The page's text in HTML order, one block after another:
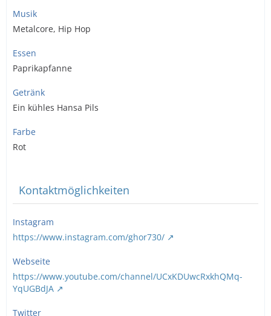
Musik
Metalcore, Hip Hop
Essen
Paprikapfanne
Getränk
Ein kühles Hansa Pils
Farbe
Rot
Kontaktmöglichkeiten
Instagram
https://www.instagram.com/ghor730/
Webseite
https://www.youtube.com/channel/UCxKDUwcRxkhQMq-
YqUGBdJA
Twitter